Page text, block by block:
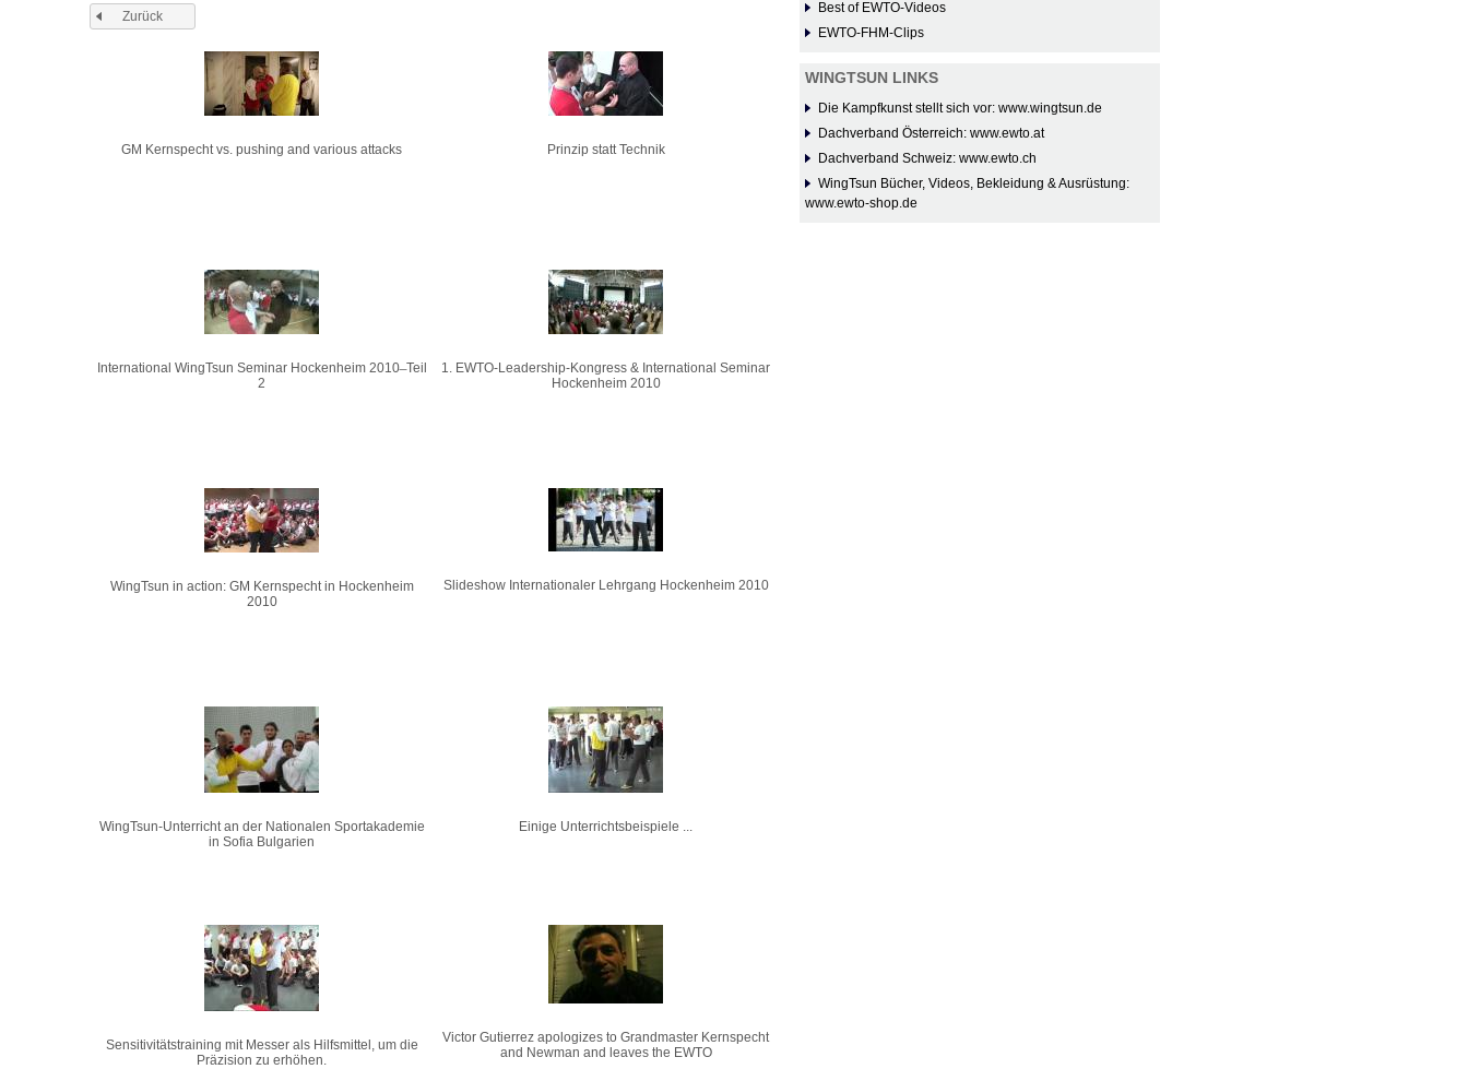
Zurück
GM Kernspecht vs. pushing and various attacks Prinzip statt Technik
International WingTsun Seminar Hockenheim 2010 ̶ Teil
2
1. EWTO-Leadership-Kongress & International Seminar
Hockenheim 2010
WingTsun in action: GM Kernspecht in Hockenheim
2010
Slideshow Internationaler Lehrgang Hockenheim 2010
WingTsun-Unterricht an der Nationalen Sportakademie
in Sofia Bulgarien
Einige Unterrichtsbeispiele ...
Sensitivitätstraining mit Messer als Hilfsmittel, um die
Präzision zu erhöhen.
Victor Gutierrez apologizes to Grandmaster Kernspecht
and Newman and leaves the EWTO
Best of EWTO-Videos
EWTO-FHM-Clips
WINGTSUN LINKS
Die Kampfkunst stellt sich vor: www.wingtsun.de
Dachverband Österreich: www.ewto.at
Dachverband Schweiz: www.ewto.ch
WingTsun Bücher, Videos, Bekleidung & Ausrüstung:
www.ewto-shop.de